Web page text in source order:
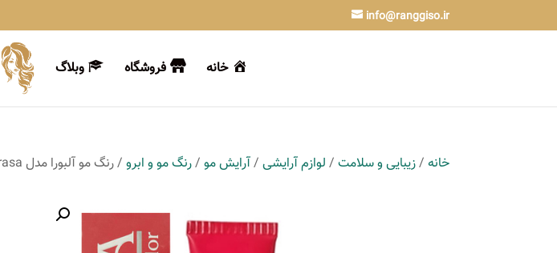
info@ranggiso.ir
خانه فروشگاه وبلاگ
خانه /زیبایی و سلامت / لوازم آرایشی /آرایش مو /رنگ مو و ابرو / رنگ مو آلبورا مدل carasa شماره N5-6.0 حجم 100 میلی لیتر رنگ بلوند تیره